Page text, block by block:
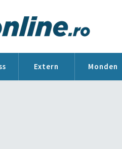
Extern Monden